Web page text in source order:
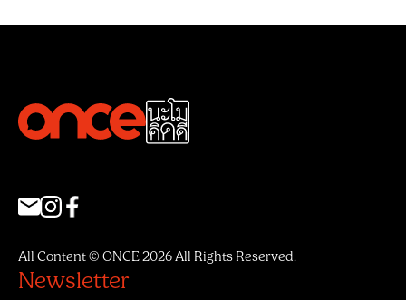
All Content © ONCE 2026 All Rights Reserved.
Newsletter